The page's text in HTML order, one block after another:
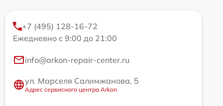
+7 (495) 128-16-72
Ежедневно с 9:00 до 21:00
info@arkon-repair-center.ru
ул. Марселя Салимжанова, 5
Адрес сервисного центра Arkon